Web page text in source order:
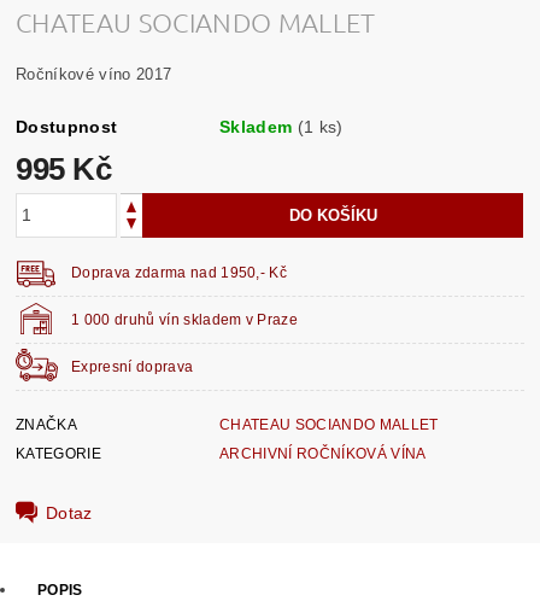
CHATEAU SOCIANDO MALLET
Ročníkové víno 2017
Dostupnost Skladem (1 ks)
995 Kč
1 000 druhů vín skladem v Praze
Expresní doprava
Doprava zdarma nad 1950,- Kč
ZNAČKA
CHATEAU SOCIANDO MALLET
KATEGORIE
ARCHIVNÍ ROČNÍKOVÁ VÍNA
Dotaz
POPIS